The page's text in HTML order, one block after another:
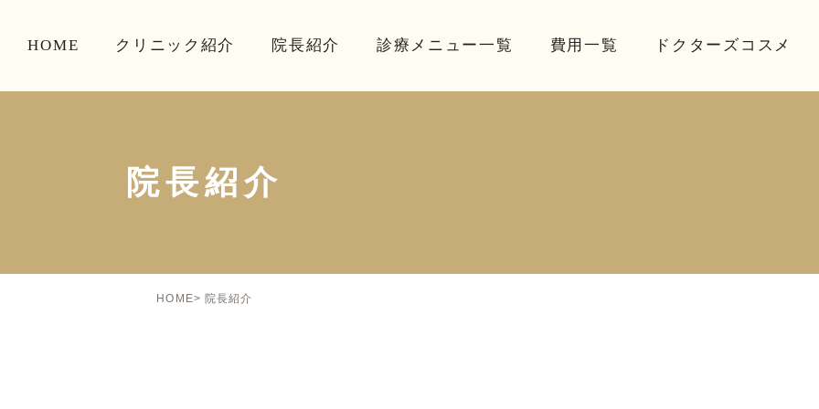
HOME クリニック紹介 院長紹介 診療メニュー一覧 費用一覧 ドクターズコスメ
院長紹介
HOME 院長紹介